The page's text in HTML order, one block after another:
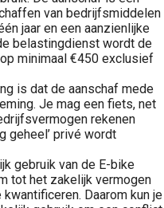
van bedrijfsmiddelen
jaar en een aanzienlijke
belastingdienst wordt de
minimaal €450 exclusief
is dat de aanschaf mede
Je mag een fiets, net
rekenen
geheel’ privé wordt
gebruik van de E-bike
tot het zakelijk vermogen
Daarom kun je